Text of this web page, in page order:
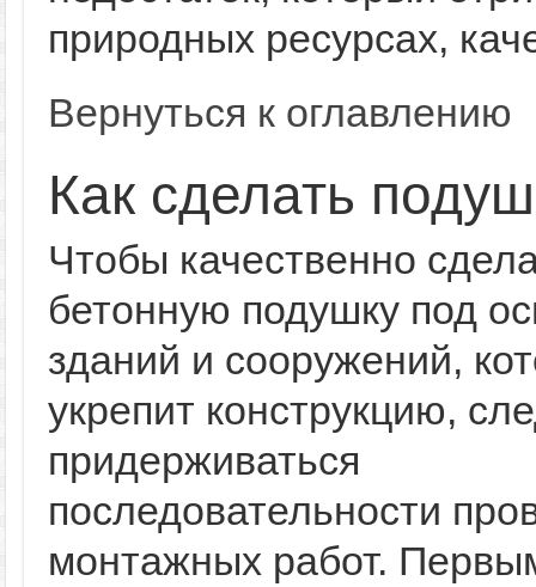
природных ресурсах,
Вернуться к оглавлению
Как сделать
Чтобы качественно
бетонную подушку под
зданий и сооружений,
укрепит конструкцию,
придерживаться
последовательности
монтажных работ.